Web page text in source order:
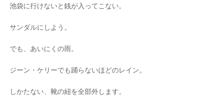
池袋に行けないと銭が入ってこない。
サンダルにしよう。
でも、あいにくの雨。
ジーン・ケリーでも踊らないほどのレイン。
しかたない、靴の紐を全部外します。